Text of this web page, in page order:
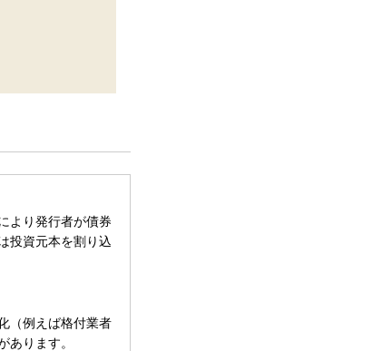
より発行者が債券
投資元本を割り込
（例えば格付業者
ります。